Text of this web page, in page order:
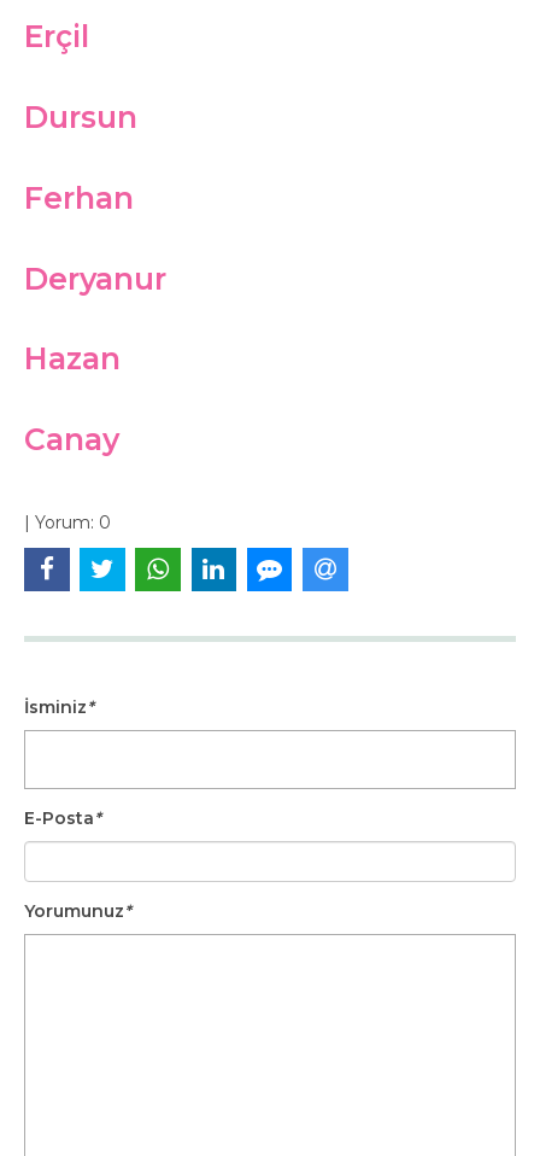
Erçil
Dursun
Ferhan
Deryanur
Hazan
Canay
| Yorum: 0
İsminiz*
E-Posta*
Yorumunuz*